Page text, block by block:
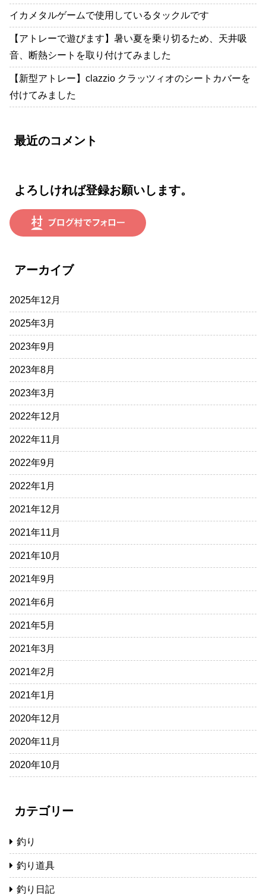
イカメタルゲームで使用しているタックルです
【アトレーで遊びます】暑い夏を乗り切るため、天井吸
音、断熱シートを取り付けてみました
【新型アトレー】clazzio クラッツィオのシートカバーを
付けてみました
最近のコメント
よろしければ登録お願いします。
アーカイブ
2025年12月
2025年3月
2023年9月
2023年8月
2023年3月
2022年12月
2022年11月
2022年9月
2022年1月
2021年12月
2021年11月
2021年10月
2021年9月
2021年6月
2021年5月
2021年3月
2021年2月
2021年1月
2020年12月
2020年11月
2020年10月
カテゴリー
釣り
釣り道具
釣り日記